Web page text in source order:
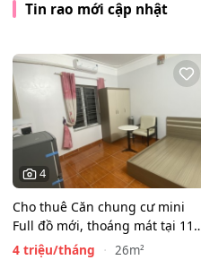
Tin rao mới cập nhật
4
Cho thuê Căn chung cư mini
Full đồ mới, thoáng mát tại 116
Phan Kế Bính, Ba…
4 triệu/tháng
26m²